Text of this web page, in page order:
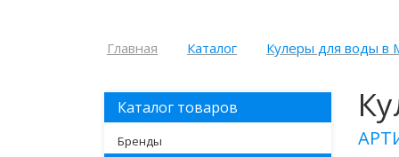
Главная Каталог Кулеры для воды в
Каталог товаров
Бренды